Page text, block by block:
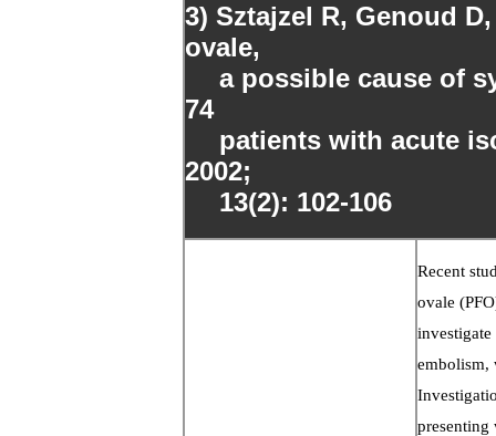
3) Sztajzel R, Genoud
ovale,
a possible cause of
74
patients with acute
2002;
13(2): 102-106
Recent
ovale
embolism,
presenting